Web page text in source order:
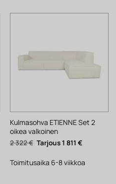
Kulmasohva ETIENNE Set 2
oikea valkoinen
2 322€ Alkuperäinen
hinta
2
322 €.
1 811 €Nykyinen
1
811 €.
Toimitusaika 6-8 viikkoa